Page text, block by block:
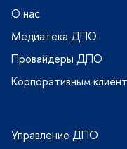
О нас
Медиатека ДПО
Провайдеры ДПО
Корпоративным
Управление ДПО